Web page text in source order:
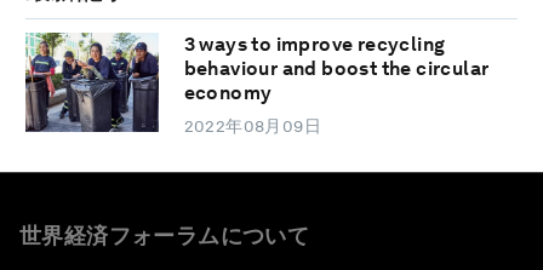
3 ways to improve recycling
behaviour and boost the circular
economy
2022年08月09日
世界経済フォーラムについて